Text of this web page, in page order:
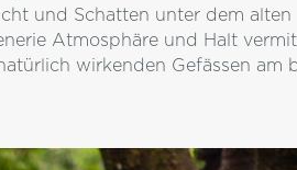
und Schatten unter dem alten
Atmosphäre und Halt
wirkenden Gefässen am